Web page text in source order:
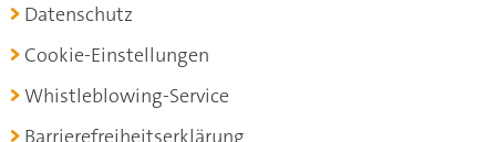
Datenschutz
Cookie-Einstellungen
Whistleblowing-Service
Barrierefreiheitserklärung